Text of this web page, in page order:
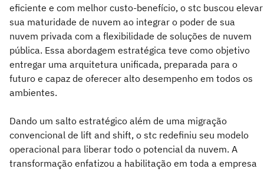
eficiente e com melhor custo-benefício, o stc buscou elevar
sua maturidade de nuvem ao integrar o poder de sua
nuvem privada com a flexibilidade de soluções de nuvem
pública. Essa abordagem estratégica teve como objetivo
entregar uma arquitetura unificada, preparada para o
futuro e capaz de oferecer alto desempenho em todos os
ambientes.
Dando um salto estratégico além de uma migração
convencional de lift and shift, o stc redefiniu seu modelo
operacional para liberar todo o potencial da nuvem. A
transformação enfatizou a habilitação em toda a empresa